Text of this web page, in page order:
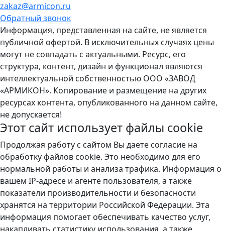
zakaz@armicon.ru
Обратный звонок
Информация, представленная на сайте, не является
публичной офертой. В исключительных случаях цены
могут не совпадать с актуальными. Ресурс, его
структура, контент, дизайн и функционал являются
интеллектуальной собственностью ООО «ЗАВОД
«АРМИКОН». Копирование и размещение на других
ресурсах контента, опубликованного на данном сайте,
не допускается!
Этот сайт использует файлы cookie
Продолжая работу с сайтом Вы даете согласие на
обработку файлов cookie. Это необходимо для его
нормальной работы и анализа трафика. Информация о
вашем IP-адресе и агенте пользователя, а также
показатели производительности и безопасности
хранятся на территории Российской Федерации. Эта
информация помогает обеспечивать качество услуг,